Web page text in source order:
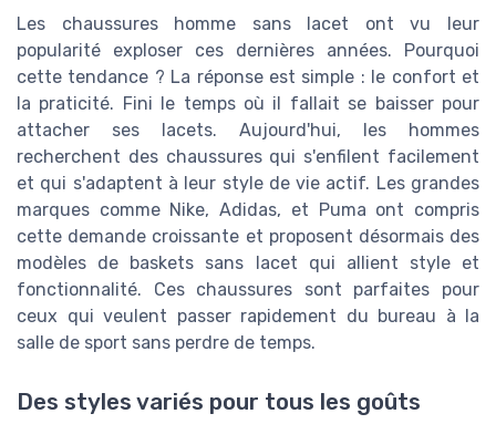
Les chaussures homme sans lacet ont vu leur
popularité exploser ces dernières années. Pourquoi
cette tendance ? La réponse est simple : le confort et
la praticité. Fini le temps où il fallait se baisser pour
attacher ses lacets. Aujourd'hui, les hommes
recherchent des chaussures qui s'enfilent facilement
et qui s'adaptent à leur style de vie actif. Les grandes
marques comme Nike, Adidas, et Puma ont compris
cette demande croissante et proposent désormais des
modèles de baskets sans lacet qui allient style et
fonctionnalité. Ces chaussures sont parfaites pour
ceux qui veulent passer rapidement du bureau à la
salle de sport sans perdre de temps.
Des styles variés pour tous les goûts